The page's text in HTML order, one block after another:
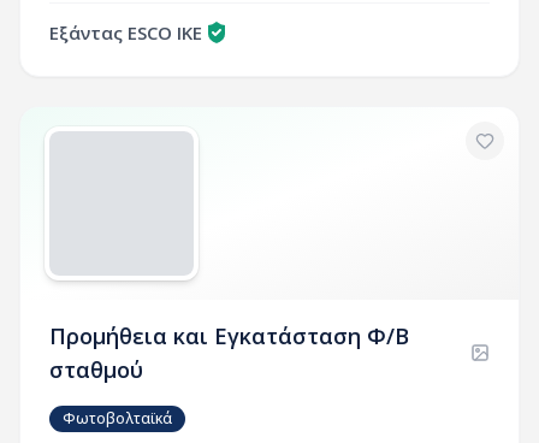
Εξάντας ESCO ΙΚΕ
Προμήθεια και Εγκατάσταση Φ/Β
σταθμού
Φωτοβολταϊκά